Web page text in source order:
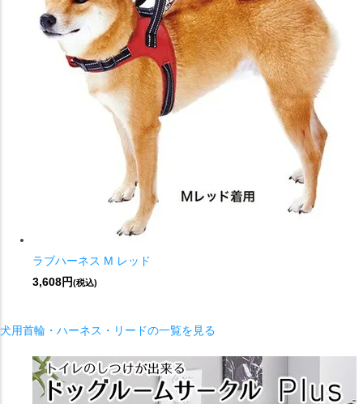
ラブハーネス M レッド
3,608円(税込)
犬用首輪・ハーネス・リードの一覧を見る